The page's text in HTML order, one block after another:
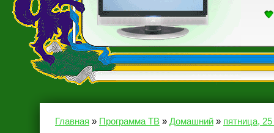
Главная » Программа ТВ » Домашний » пятница,